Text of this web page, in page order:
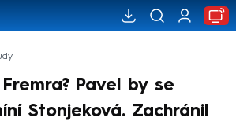
Pavel by se
Stonjeková. Zachránil